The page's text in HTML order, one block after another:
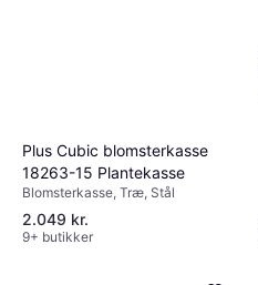
Plus Cubic blomsterkasse
18263-15 Plantekasse
Blomsterkasse, Træ, Stål
2.049 kr.
9+ butikker